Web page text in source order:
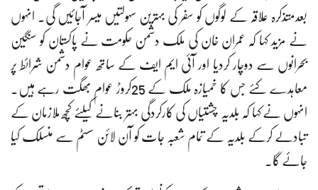
بعدمتذکرہ علاقہ کے لوگوں کو سفر کی بہترین سہولتیں میسر آجائیں گی۔ انہوں
نے مزید کہا کہ عمران خان کی ملک دشمن حکومت نے پاکستان کو سنگین
بحرانوں سے دوچار کردیا اور آئی ایم ایف کے ساتھ عوام دشمن شرائط پر
معاہدے کئے جس کا خمیازہ ملک کے 25کروڑ عوام بھگت رہے ہیں۔
انہوں نے کہا کہ بلدیہ چشتیاں کی کارکردگی بہتر بنانے کیلئے کچھ ملازمان کے
تبادلے کرکے بلدیہ کے تمام شعبہ جات کو آن لائن سسٹم سے منسلک کیا
جائے گا۔